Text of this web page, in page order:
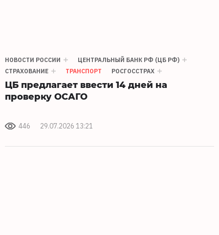
НОВОСТИ РОССИИ
ЦЕНТРАЛЬНЫЙ БАНК РФ (ЦБ РФ)
СТРАХОВАНИЕ
ТРАНСПОРТ РОСГОССТРАХ
ЦБ предлагает ввести 14 дней на
проверку ОСАГО
446 29.07.2026 13:21